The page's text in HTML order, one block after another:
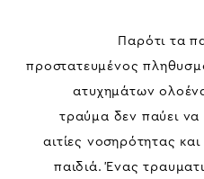
Παρότι τα
προστατευμένος
ατυχημάτων
τραύμα δεν παύει να
αιτίες νοσηρότητας
παιδιά. Ένας